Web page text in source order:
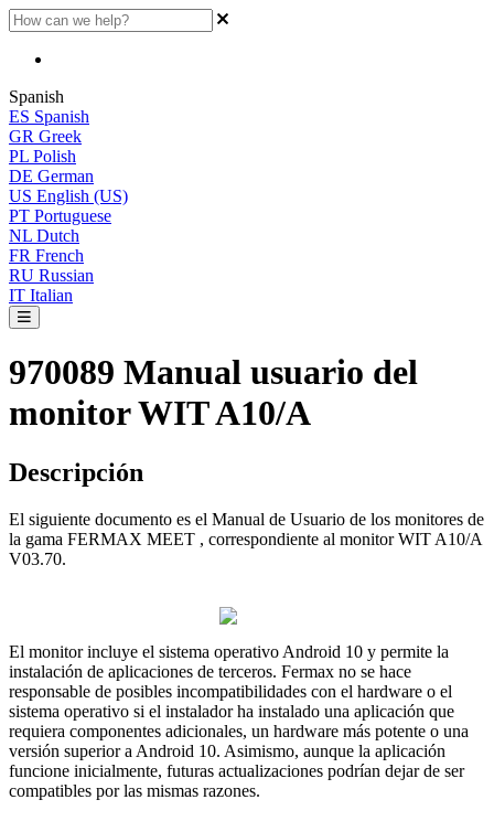
Spanish
ES Spanish
GR Greek
PL Polish
DE German
US English (US)
PT Portuguese
NL Dutch
FR French
RU Russian
IT Italian
970089 Manual usuario del
monitor WIT A10/A
Descripción
El siguiente documento es el Manual de Usuario de los monitores de
la gama FERMAX MEET , correspondiente al monitor WIT A10/A
V03.70.
El monitor incluye el sistema operativo Android 10 y permite la
instalación de aplicaciones de terceros. Fermax no se hace
responsable de posibles incompatibilidades con el hardware o el
sistema operativo si el instalador ha instalado una aplicación que
requiera componentes adicionales, un hardware más potente o una
versión superior a Android 10. Asimismo, aunque la aplicación
funcione inicialmente, futuras actualizaciones podrían dejar de ser
compatibles por las mismas razones.